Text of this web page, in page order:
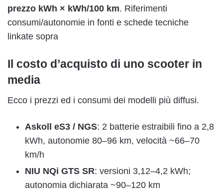
prezzo kWh × kWh/100 km. Riferimenti
consumi/autonomie in fonti e schede tecniche
linkate sopra
Il costo d’acquisto di uno scooter in
media
Ecco i prezzi ed i consumi dei modelli più diffusi.
Askoll eS3 / NGS: 2 batterie estraibili fino a 2,8
kWh, autonomie 80–96 km, velocità ~66–70
km/h
NIU NQi GTS SR: versioni 3,12–4,2 kWh;
autonomia dichiarata ~90–120 km